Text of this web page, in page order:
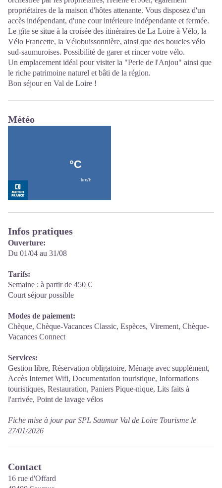
propriétaires de la maison d'hôtes attenante. Vous disposez d'un
accès indépendant, d'une cour intérieure indépendante et fermée.
Le gîte se situe à la croisée des itinéraires de La Loire à Vélo, la
Vélo Francette, la Vélobuissonnière, ainsi que des boucles vélo
sud-saumuroises. Possibilité de garer et rincer votre vélo.
Un emplacement idéal pour visiter la "Perle de l'Anjou" ainsi que
le riche patrimoine naturel et bâti de la région.
Bon séjour en Val de Loire !
Météo
Infos pratiques
Ouverture:
Du 01/04 au 31/08
Tarifs:
Semaine : à partir de 450 €
Court séjour possible
Modes de paiement:
Chèque, Chèque-Vacances Classic, Espèces, Virement, Chèque-
Vacances Connect
Services:
Gestion libre, Réservation obligatoire, Ménage avec supplément,
Accès Internet Wifi, Documentation touristique, Informations
touristiques, Restauration, Paniers Pique-nique, Lits faits à
l'arrivée, Point de lavage vélos
Fiche mise à jour par SPL Saumur Val de Loire Tourisme le
27/01/2026
Contact
16 rue d'Offard